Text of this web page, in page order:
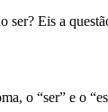
ser? Eis a
o “ser” e o